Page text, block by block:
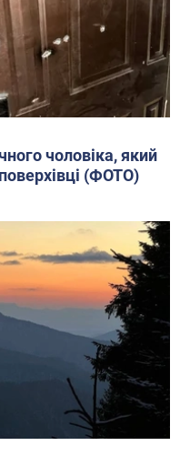
чоловіка, який
(ФОТО)